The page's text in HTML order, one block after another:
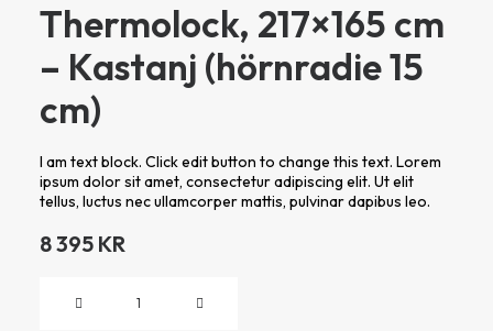
Thermolock, 217×165 cm
– Kastanj (hörnradie 15
cm)
I am text block. Click edit button to change this text. Lorem
ipsum dolor sit amet, consectetur adipiscing elit. Ut elit
tellus, luctus nec ullamcorper mattis, pulvinar dapibus leo.
8 395 KR